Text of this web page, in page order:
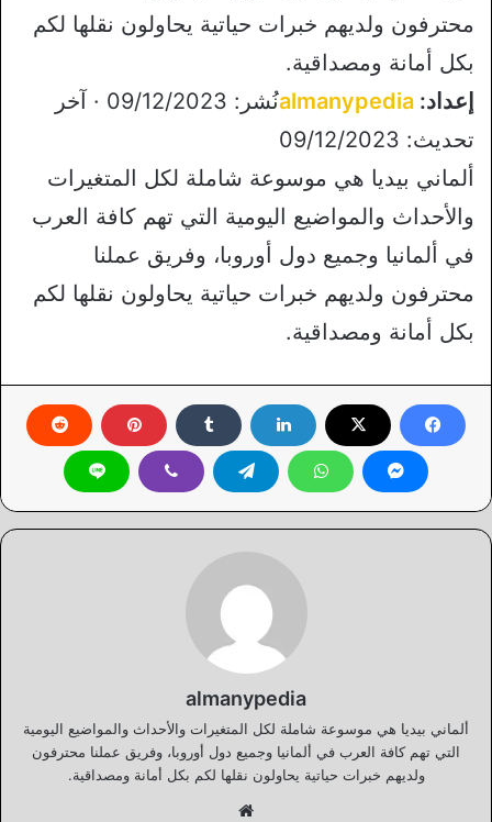
محترفون ولديهم خبرات حياتية يحاولون نقلها لكم
بكل أمانة ومصداقية.
إعداد: almanypedia
نُشر: 09/12/2023 · آخر
تحديث: 09/12/2023
ألماني بيديا هي موسوعة شاملة لكل المتغيرات
والأحداث والمواضيع اليومية التي تهم كافة العرب
في ألمانيا وجميع دول أوروبا، وفريق عملنا
محترفون ولديهم خبرات حياتية يحاولون نقلها لكم
بكل أمانة ومصداقية.
almanypedia
ألماني بيديا هي موسوعة شاملة لكل المتغيرات والأحداث والمواضيع اليومية
التي تهم كافة العرب في ألمانيا وجميع دول أوروبا، وفريق عملنا محترفون
ولديهم خبرات حياتية يحاولون نقلها لكم بكل أمانة ومصداقية.